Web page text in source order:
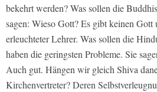
bekehrt werden? Was sollen die
sagen: Wieso Gott? Es gibt keinen
erleuchteter Lehrer. Was sollen die
haben die geringsten Probleme. Sie
Auch gut. Hängen wir gleich Shiva
Kirchenvertreter? Deren